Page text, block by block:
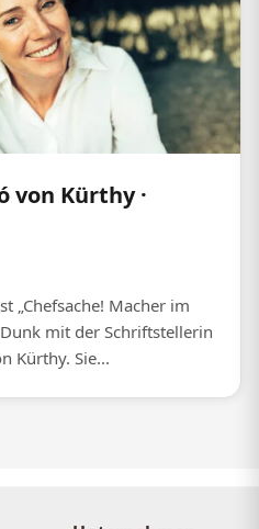
von Kürthy ·
„Chefsache! Macher im
mit der Schriftstellerin
Kürthy. Sie...